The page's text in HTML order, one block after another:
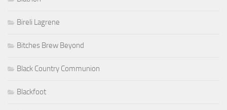
Bireli Lagrene
Bitches Brew Beyond
Black Country Communion
Blackfoot